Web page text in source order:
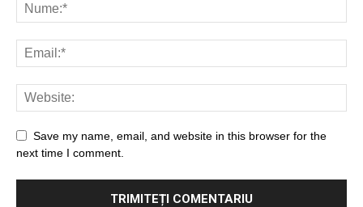
Save my name, email, and website in this browser for the
next time I comment.